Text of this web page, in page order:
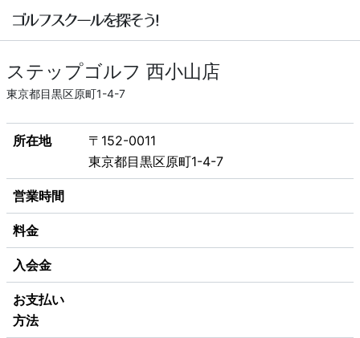
ステップゴルフ 西小山店
東京都目黒区原町1-4-7
所在地
〒152-0011
東京都目黒区原町1-4-7
営業時間
料金
入会金
お支払い
方法